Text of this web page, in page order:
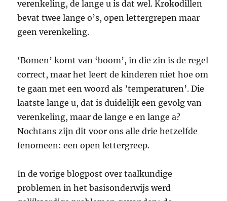
verenkeling, de lange u is dat wel. Krokodillen
bevat twee lange o’s, open lettergrepen maar
geen verenkeling.
‘Bomen’ komt van ‘boom’, in die zin is de regel
correct, maar het leert de kinderen niet hoe om
te gaan met een woord als ’temperaturen’. Die
laatste lange u, dat is duidelijk een gevolg van
verenkeling, maar de lange e en lange a?
Nochtans zijn dit voor ons alle drie hetzelfde
fenomeen: een open lettergreep.
In de vorige blogpost over taalkundige
problemen in het basisonderwijs werd